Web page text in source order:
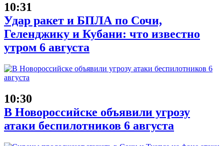
10:31
Удар ракет и БПЛА по Сочи,
Геленджику и Кубани: что известно
утром 6 августа
10:30
В Новороссийске объявили угрозу
атаки беспилотников 6 августа